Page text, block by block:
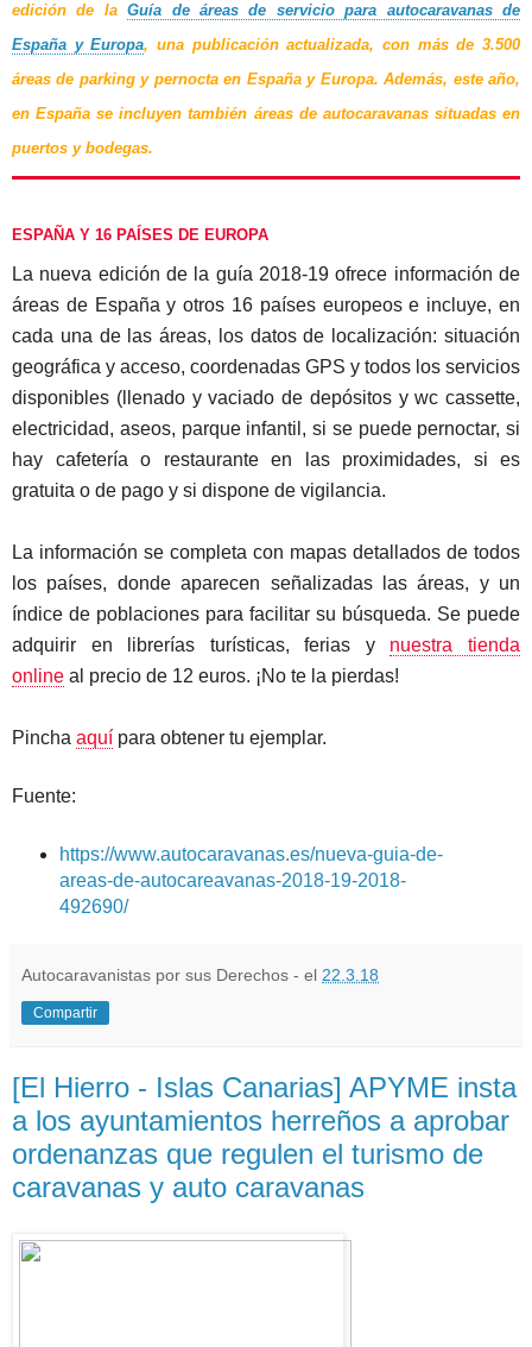
edición de laGuía de áreas de servicio para autocaravanas de
España y Europa, una publicación actualizada, con más de 3.500
áreas de parking y pernocta en España y Europa. Además, este año,
en España se incluyen también áreas de autocaravanas situadas en
puertos y bodegas.
ESPAÑA Y 16 PAÍSES DE EUROPA
La nueva edición de la guía 2018-19 ofrece información de
áreas de España y otros 16 países europeos e incluye, en
cada una de las áreas, los datos de localización: situación
geográfica y acceso, coordenadas GPS y todos los servicios
disponibles (llenado y vaciado de depósitos y wc cassette,
electricidad, aseos, parque infantil, si se puede pernoctar, si
hay cafetería o restaurante en las proximidades, si es
gratuita o de pago y si dispone de vigilancia.
La información se completa con mapas detallados de todos
los países, donde aparecen señalizadas las áreas, y un
índice de poblaciones para facilitar su búsqueda. Se puede
adquirir en librerías turísticas, ferias y nuestra tienda
online al precio de 12 euros. ¡No te la pierdas!
Pincha aquí para obtener tu ejemplar.
Fuente:
https://www.autocaravanas.es/nueva-guia-de-
areas-de-autocareavanas-2018-19-2018-
492690/
Autocaravanistas por sus Derechos - el 22.3.18
Compartir
[El Hierro - Islas Canarias] APYME insta
a los ayuntamientos herreños a aprobar
ordenanzas que regulen el turismo de
caravanas y auto caravanas